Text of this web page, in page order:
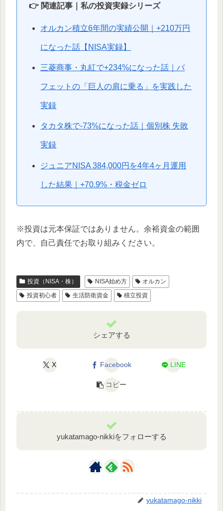
👉 関連記事｜私の投資実録シリーズ
オルカン積立6年間の実績公開｜+210万円
になった話【NISA実録】
三菱商事・丸紅で+234%になった話｜バ
フェットの「巨人の肩に乗る」を実践した
実録
タカタ株で-73%になった話｜個別株 失敗
実録
ジュニアNISA 384,000円を4年4ヶ月運用
した結果｜+70.9%・税金ゼロ
※投資は元本保証ではありません。余裕資金の範囲
内で、自己責任でお取り組みください。
投資（NISA・株） NISA始め方
オルカン
投資初心者
生活防衛資金 積立投資
シェアする
X Facebook LINE
コピー
yukatamago-nikkiをフォローする
yukatamago-nikki